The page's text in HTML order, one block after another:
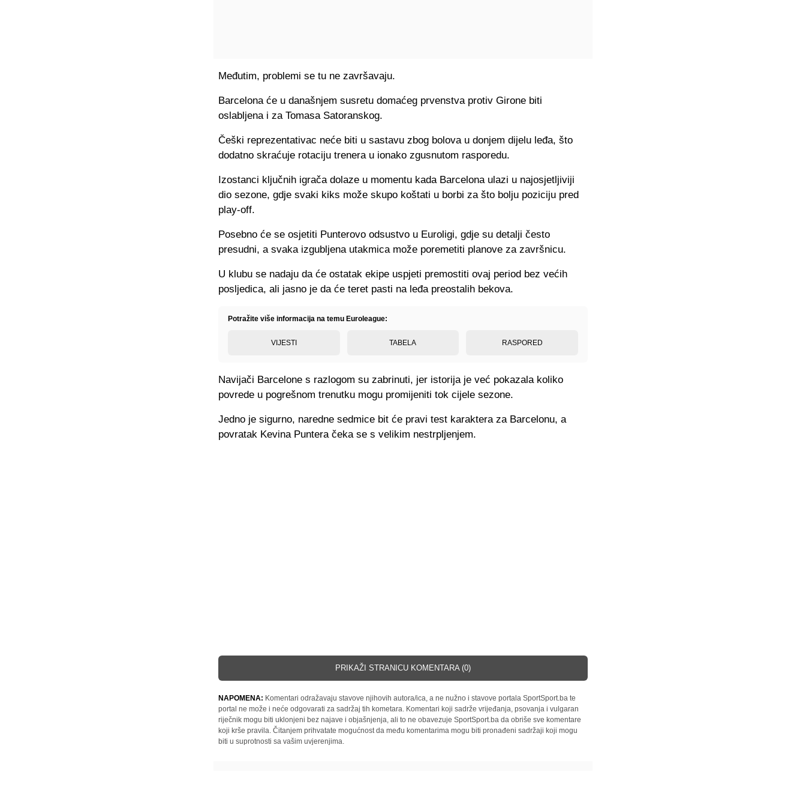
Međutim, problemi se tu ne završavaju.
Barcelona će u današnjem susretu domaćeg prvenstva protiv Girone biti
oslabljena i za Tomasa Satoranskog.
Češki reprezentativac neće biti u sastavu zbog bolova u donjem dijelu leđa, što
dodatno skraćuje rotaciju trenera u ionako zgusnutom rasporedu.
Izostanci ključnih igrača dolaze u momentu kada Barcelona ulazi u najosjetljiviji
dio sezone, gdje svaki kiks može skupo koštati u borbi za što bolju poziciju pred
play-off.
Posebno će se osjetiti Punterovo odsustvo u Euroligi, gdje su detalji često
presudni, a svaka izgubljena utakmica može poremetiti planove za završnicu.
U klubu se nadaju da će ostatak ekipe uspjeti premostiti ovaj period bez većih
posljedica, ali jasno je da će teret pasti na leđa preostalih bekova.
Potražite više informacija na temu Euroleague:
VIJESTI TABELA RASPORED
Navijači Barcelone s razlogom su zabrinuti, jer istorija je već pokazala koliko
povrede u pogrešnom trenutku mogu promijeniti tok cijele sezone.
Jedno je sigurno, naredne sedmice bit će pravi test karaktera za Barcelonu, a
povratak Kevina Puntera čeka se s velikim nestrpljenjem.
PRIKAŽI STRANICU KOMENTARA (0)
NAPOMENA: Komentari odražavaju stavove njihovih autora/ica, a ne nužno i stavove portala SportSport.ba te
portal ne može i neće odgovarati za sadržaj tih kometara. Komentari koji sadrže vrijeđanja, psovanja i vulgaran
riječnik mogu biti uklonjeni bez najave i objašnjenja, ali to ne obavezuje SportSport.ba da obriše sve komentare
koji krše pravila. Čitanjem prihvatate mogućnost da među komentarima mogu biti pronađeni sadržaji koji mogu
biti u suprotnosti sa vašim uvjerenjima.